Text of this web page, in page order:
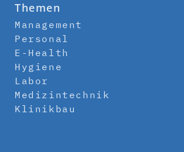
Themen
Management
Personal
E-Health
Hygiene
Labor
Medizintechnik
Klinikbau